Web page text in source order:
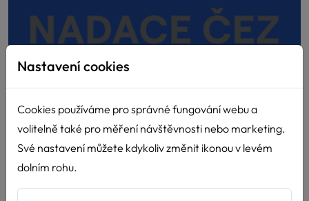
Děkujeme Nadaci ČEZ
15.4.2026
Díky podpoře Nadace ČEZ můžeme dál pomáhat tam,
kde je to nejvíce potřeba! Velmi si vá...
Nastavení cookies
Cookies používáme pro správné fungování webu a
volitelně také pro měření návštěvnosti nebo marketing.
Své nastavení můžete kdykoliv změnit ikonou v levém
dolním rohu.